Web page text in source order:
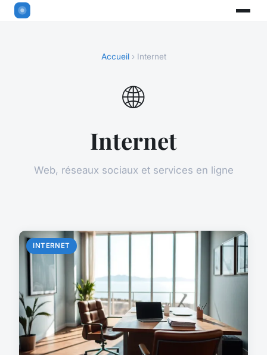
Accueil› Internet
🌐
Internet
Web, réseaux sociaux et services en ligne
INTERNET